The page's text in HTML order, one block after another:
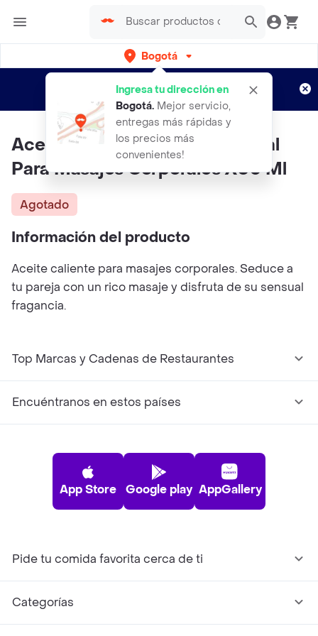
Bogotá
Ingresa tu dirección en
Bogotá. Mejor servicio,
entregas más rápidas y
los precios más
convenientes!
envíos gratis por semanas
Aplican TyC
Aceite Caliente Explosión Frutal
Para Masajes Corporales X60 Ml
Agotado
Información del producto
Aceite caliente para masajes corporales. Seduce a
tu pareja con un rico masaje y disfruta de su sensual
fragancia.
Top Marcas y Cadenas de Restaurantes
Encuéntranos en estos países
App Store Google play AppGallery
Pide tu comida favorita cerca de ti
Categorías